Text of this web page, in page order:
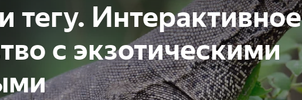
тегу. Интерактивное
с экзотическими